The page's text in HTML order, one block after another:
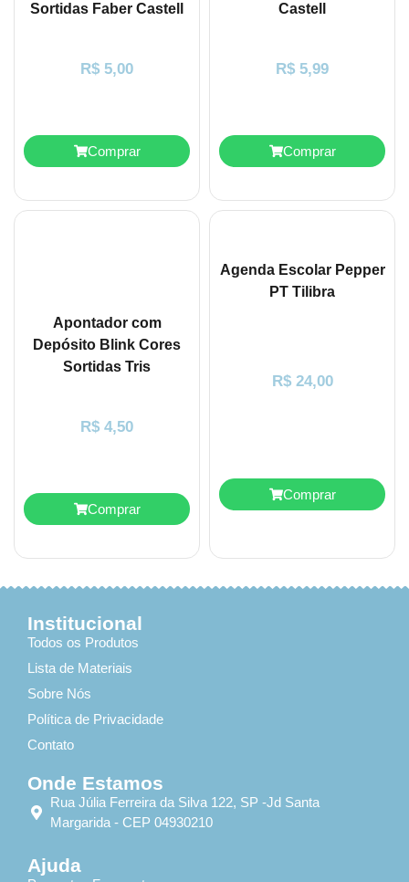
Sortidas Faber Castell
R$ 5,00
Comprar
Castell
R$ 5,99
Comprar
Apontador com
Depósito Blink Cores
Sortidas Tris
R$ 4,50
Comprar
Agenda Escolar Pepper
PT Tilibra
R$24,00
Comprar
Institucional
Todos os Produtos
Lista de Materiais
Sobre Nós
Política de Privacidade
Contato
Onde Estamos
Rua Júlia Ferreira da Silva 122, SP -Jd Santa
Margarida - CEP 04930210
Ajuda